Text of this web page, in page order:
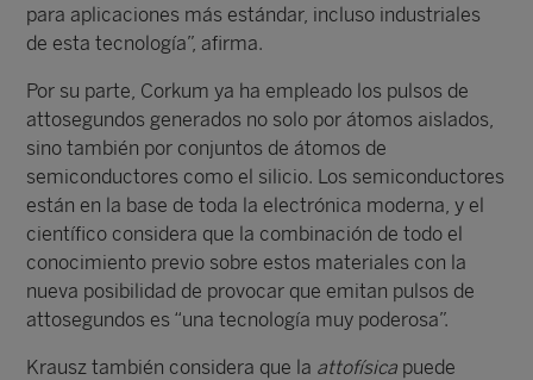
para aplicaciones más estándar, incluso industriales
de esta tecnología”, afirma.
Por su parte, Corkum ya ha empleado los pulsos de
attosegundos generados no solo por átomos aislados,
sino también por conjuntos de átomos de
semiconductores como el silicio. Los semiconductores
están en la base de toda la electrónica moderna, y el
científico considera que la combinación de todo el
conocimiento previo sobre estos materiales con la
nueva posibilidad de provocar que emitan pulsos de
attosegundos es “una tecnología muy poderosa”.
Krausz también considera que la attofísica puede